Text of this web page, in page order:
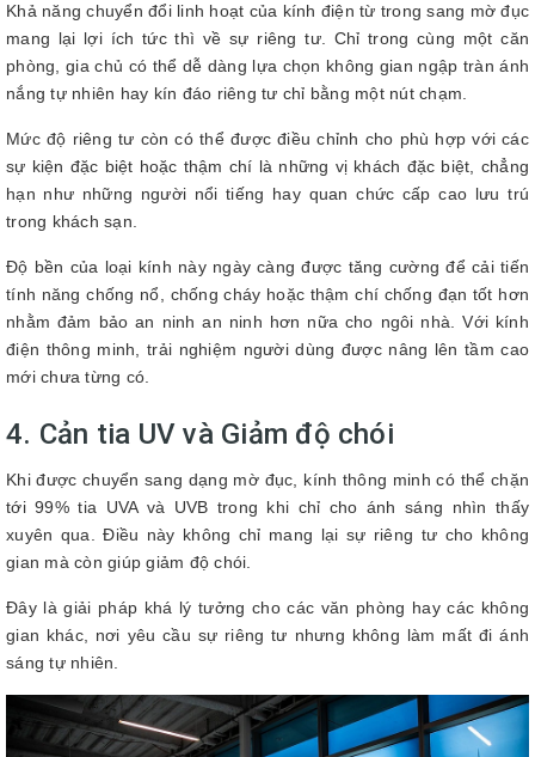
Khả năng chuyển đổi linh hoạt của kính điện từ trong sang mờ đục
mang lại lợi ích tức thì về sự riêng tư. Chỉ trong cùng một căn
phòng, gia chủ có thể dễ dàng lựa chọn không gian ngập tràn ánh
nắng tự nhiên hay kín đáo riêng tư chỉ bằng một nút chạm.
Mức độ riêng tư còn có thể được điều chỉnh cho phù hợp với các
sự kiện đặc biệt hoặc thậm chí là những vị khách đặc biệt, chẳng
hạn như những người nổi tiếng hay quan chức cấp cao lưu trú
trong khách sạn.
Độ bền của loại kính này ngày càng được tăng cường để cải tiến
tính năng chống nổ, chống cháy hoặc thậm chí chống đạn tốt hơn
nhằm đảm bảo an ninh an ninh hơn nữa cho ngôi nhà. Với kính
điện thông minh, trải nghiệm người dùng được nâng lên tầm cao
mới chưa từng có.
4. Cản tia UV và Giảm độ chói
Khi được chuyển sang dạng mờ đục, kính thông minh có thể chặn
tới 99% tia UVA và UVB trong khi chỉ cho ánh sáng nhìn thấy
xuyên qua. Điều này không chỉ mang lại sự riêng tư cho không
gian mà còn giúp giảm độ chói.
Đây là giải pháp khá lý tưởng cho các văn phòng hay các không
gian khác, nơi yêu cầu sự riêng tư nhưng không làm mất đi ánh
sáng tự nhiên.